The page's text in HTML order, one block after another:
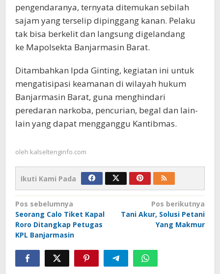
pengendaranya, ternyata ditemukan sebilah
sajam yang terselip dipinggang kanan. Pelaku
tak bisa berkelit dan langsung digelandang
ke Mapolsekta Banjarmasin Barat.
Ditambahkan Ipda Ginting, kegiatan ini untuk
mengatisipasi keamanan di wilayah hukum
Banjarmasin Barat, guna menghindari
peredaran narkoba, pencurian, begal dan lain-
lain yang dapat mengganggu Kantibmas.
oleh kalseltenginfo.com
Ikuti Kami Pada
Navigasi
pos
Pos sebelumnya
Seorang Calo Tiket Kapal
Roro Ditangkap Petugas
KPL Banjarmasin
Pos berikutnya
Tani Akur, Solusi Petani
Yang Makmur